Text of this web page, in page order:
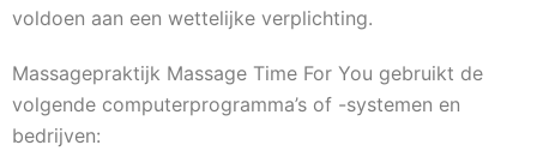
voldoen aan een wettelijke verplichting.
Massagepraktijk Massage Time For You gebruikt de
volgende computerprogramma’s of -systemen en
bedrijven: